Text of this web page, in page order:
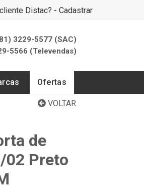
Distac? - Cadastrar
3229-5577 (SAC)
5566 (Televendas)
Ofertas
VOLTAR
de
02 Preto